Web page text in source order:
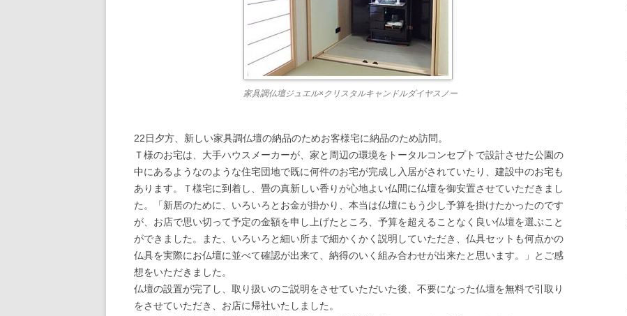
家具調仏壇ジュエル×クリスタルキャンドルダイヤスノー
22日夕方、新しい家具調仏壇の納品のためお客様宅に納品のため訪問。
Ｔ様のお宅は、大手ハウスメーカーが、家と周辺の環境をトータルコンセプトで設計させた公園の
中にあるようなのような住宅団地で既に何件のお宅が完成し入居がされていたり、建設中のお宅も
あります。Ｔ様宅に到着し、畳の真新しい香りが心地よい仏間に仏壇を御安置させていただきまし
た。「新居のために、いろいろとお金が掛かり、本当は仏壇にもう少し予算を掛けたかったのです
が、お店で思い切って予定の金額を申し上げたところ、予算を超えることなく良い仏壇を選ぶこと
ができました。また、いろいろと細い所まで細かくかく説明していただき、仏具セットも何点かの
仏具を実際にお仏壇に並べて確認が出来て、納得のいく組み合わせが出来たと思います。」とご感
想をいただきました。
仏壇の設置が完了し、取り扱いのご説明をさせていただいた後、不要になった仏壇を無料で引取り
をさせていただき、お店に帰社いたしました。